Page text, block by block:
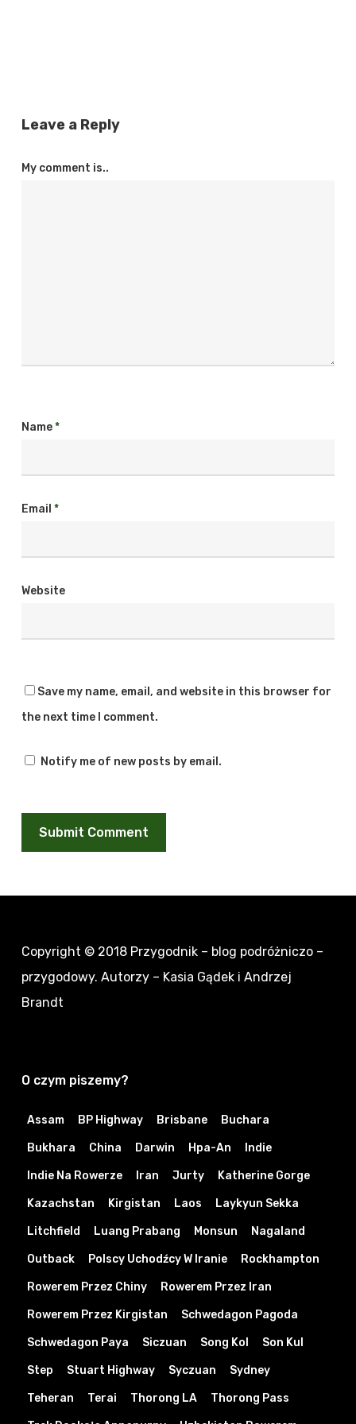
Leave a Reply
My comment is..
Name*
Email *
Website
Save my name, email, and website in this browser for
the next time I comment.
Notify me of new posts by email.
Copyright © 2018 Przygodnik – blog podróżniczo –
przygodowy. Autorzy – Kasia Gądek i Andrzej
Brandt
O czym piszemy?
Assam BP Highway Brisbane Buchara
Bukhara China Darwin Hpa-An Indie
Indie Na Rowerze Iran Jurty Katherine Gorge
Kazachstan Kirgistan Laos Laykyun Sekka
Litchfield Luang Prabang Monsun Nagaland
Outback Polscy Uchodźcy W Iranie Rockhampton
Rowerem Przez Chiny Rowerem Przez Iran
Rowerem Przez Kirgistan Schwedagon Pagoda
Schwedagon Paya Siczuan Song Kol Son Kul
Step Stuart Highway Syczuan Sydney
Teheran Terai Thorong LA Thorong Pass